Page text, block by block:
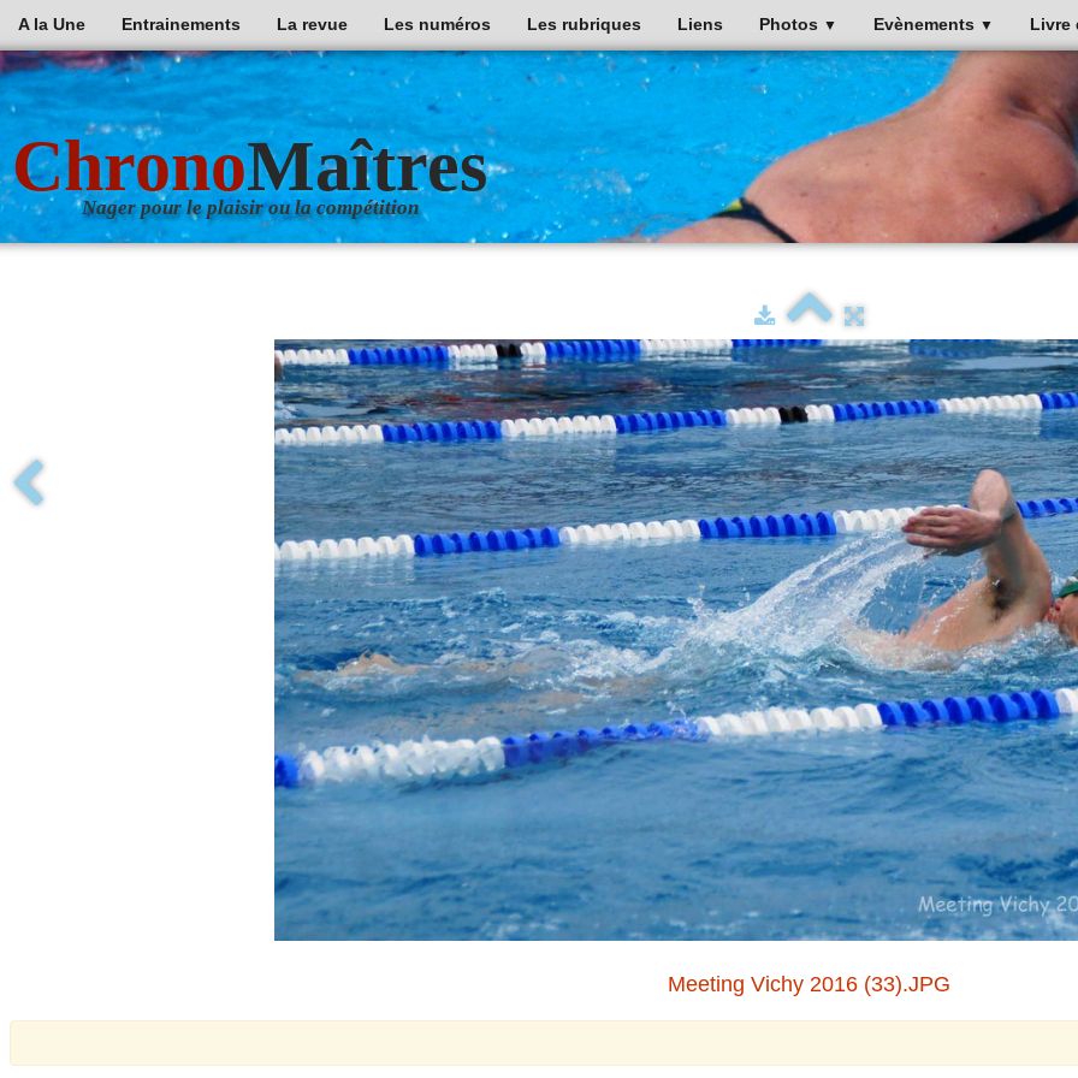
A la Une Entrainements La revue Les numéros Les rubriques Liens Photos ▼ Evènements ▼ Livre
ChronoMaîtres
Nager pour le plaisir ou la compétition
Meeting Vichy 2016 (33).JPG